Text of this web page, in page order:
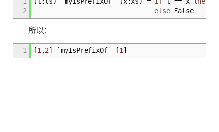
2
else False
所以：
1 [1 ,2] `myIsPrefixOf` [1 ]